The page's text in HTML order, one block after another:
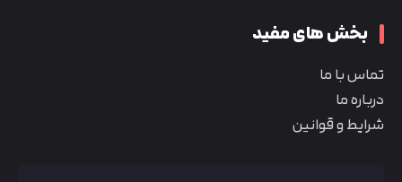
بخش های مفید
تماس با ما
درباره ما
شرایط و قوانین